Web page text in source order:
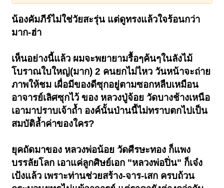
น้องคัมภีร์ไม่ใช่วัยสะรุ่น แต่ดูทรงแล้วใจร้อนกว่า
มาก-ฮ่า
เห็นอย่างนี้แล้ว ผมจะพยายามรื้อๆค้นๆในลังไม้
โบราณใบใหญ่(มาก) 2 คนยกไม่ไหว วันหน้าจะถ่าย
ภาพให้ชม เผื่อมีของดีซุกอยู่ตามซอกหลืบเหมือน
อาจารย์เลิศซุกไว้ ของ หลวงปู่จ้อย วัดบางช้างเหนือ
เอามาปราบเจ้าถ้ำ องค์นั้นป่านนี้ไม่ทราบตกไปเป็น
สมบัติล้ำค่าของใคร?
ยุคถัดมาของ หลวงพ่อน้อย วัดศีรษะทอง ก็แพง
บรรลัยโลก เอาแค่ลูกศิษย์เอก "หลวงพ่อปิ่น" ก็เจ๋ง
เป้งแล้ว เพราะท่านช่วยสร้าง-จาร-เสก ครบถ้วน